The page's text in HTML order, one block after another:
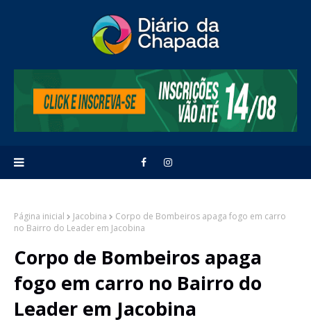
Página inicial Jacobina
Corpo de Bombeiros apaga fogo em carro
no Bairro do Leader em Jacobina
Corpo de Bombeiros apaga
fogo em carro no Bairro do
Leader em Jacobina